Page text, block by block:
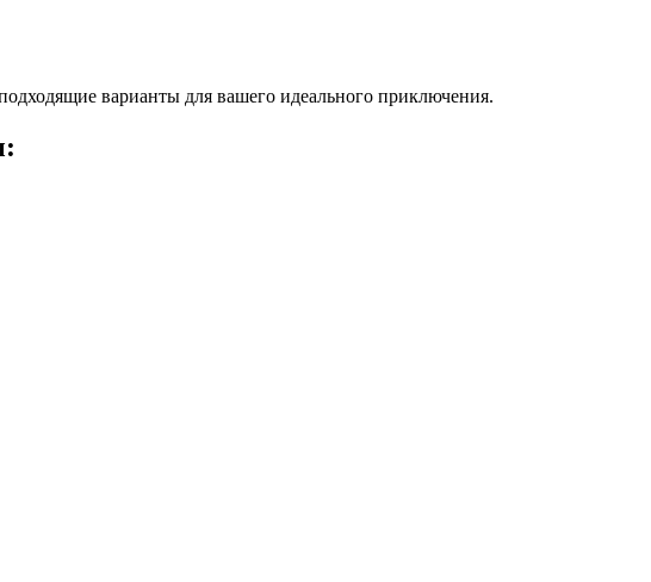
варианты для вашего идеального приключения.